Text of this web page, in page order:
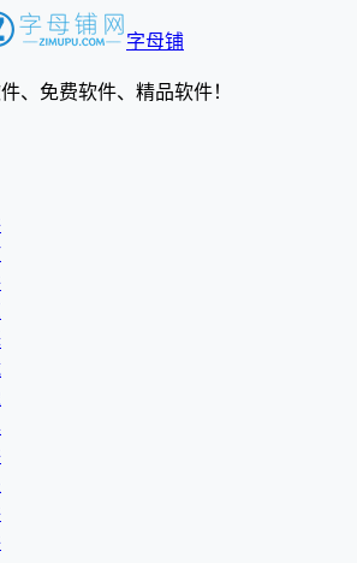
字母铺
、免费软件、精品软件！